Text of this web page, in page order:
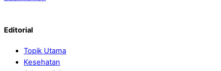
Editorial
Topik Utama
Kesehatan